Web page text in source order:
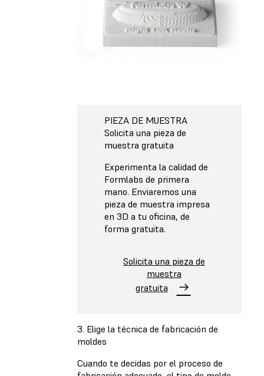
PIEZA DE MUESTRA
Solicita una pieza de
muestra gratuita
Experimenta la calidad de
Formlabs de primera
mano. Enviaremos una
pieza de muestra impresa
en 3D a tu oficina, de
forma gratuita.
Solicita una pieza de
muestra
gratuita
3. Elige la técnica de fabricación de
moldes
Cuando te decidas por el proceso de